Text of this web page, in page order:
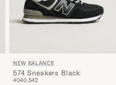
NEW BALANCE
574 Sneakers Black
4040,542